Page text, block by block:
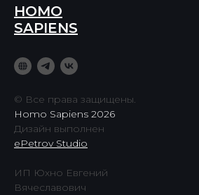
HOMO
SAPIENS
© Все права защищены.
Homo Sapiens 2026
Дизайн выполнен
ePetrov Studio
ИП Юхно Евгений
Вячеславович